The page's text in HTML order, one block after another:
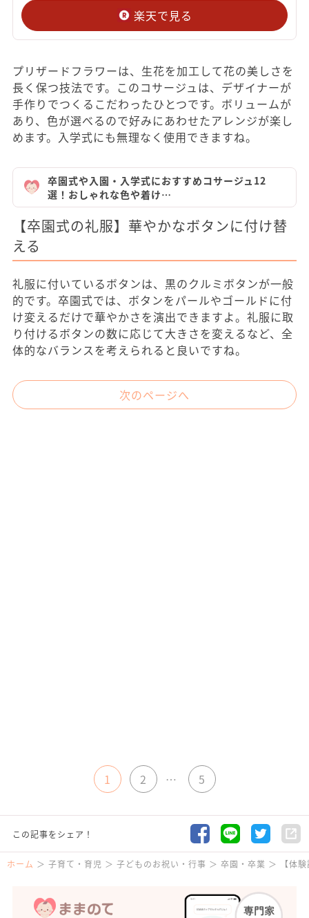
楽天で見る
プリザードフラワーは、生花を加工して花の美しさを
長く保つ技法です。このコサージュは、デザイナーが
手作りでつくるこだわったひとつです。ボリュームが
あり、色が選べるので好みにあわせたアレンジが楽し
めます。入学式にも無理なく使用できますね。
卒園式や入園・入学式におすすめコサージュ12
選！おしゃれな色や着け…
【卒園式の礼服】華やかなボタンに付け替
える
礼服に付いているボタンは、黒のクルミボタンが一般
的です。卒園式では、ボタンをパールやゴールドに付
け変えるだけで華やかさを演出できますよ。礼服に取
り付けるボタンの数に応じて大きさを変えるなど、全
体的なバランスを考えられると良いですね。
次のページへ
1 2 … 5
この記事をシェア！
ホーム 子育て・育児 子どものお祝い・行事 卒園・卒業 【体